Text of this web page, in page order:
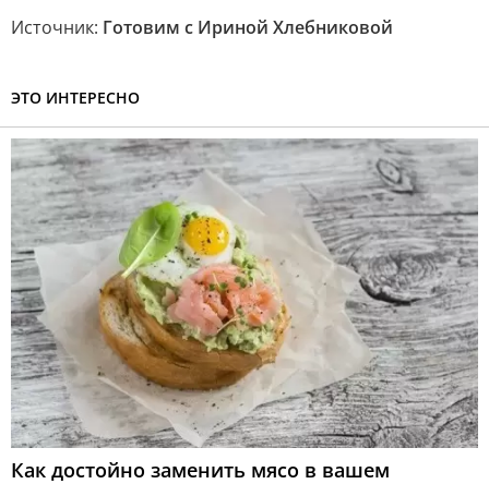
Источник: Готовим с Ириной Хлебниковой
ЭТО ИНТЕРЕСНО
Как достойно заменить мясо в вашем